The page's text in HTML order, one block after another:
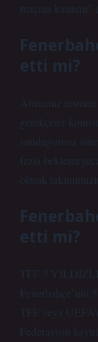
maçına katılımı”
etti mi?
Armamız
gerekçeler
sunduğumuz
fazla
olarak
etti mi?
TFF 3
Fenerbahçe’nin
TFF veya
Federasyon